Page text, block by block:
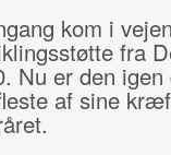
kom i
fra
Nu er den igen
af sine